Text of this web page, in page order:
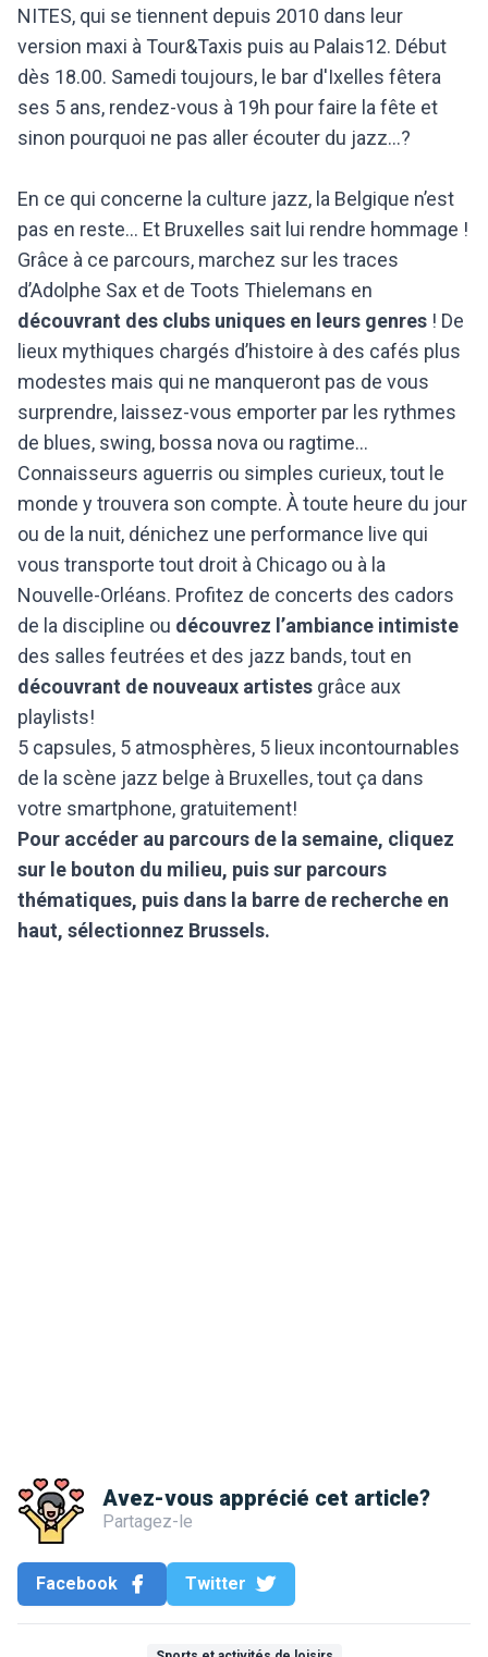
NITES, qui se tiennent depuis 2010 dans leur
version maxi à Tour&Taxis puis au Palais12. Début
dès 18.00. Samedi toujours, le bar d'Ixelles fêtera
ses 5 ans, rendez-vous à 19h pour faire la fête et
sinon pourquoi ne pas aller écouter du jazz...?
En ce qui concerne la culture jazz, la Belgique n’est
pas en reste… Et Bruxelles sait lui rendre hommage !
Grâce à ce parcours, marchez sur les traces
d’Adolphe Sax et de Toots Thielemans en
découvrant des clubs uniques en leurs genres ! De
lieux mythiques chargés d’histoire à des cafés plus
modestes mais qui ne manqueront pas de vous
surprendre, laissez-vous emporter par les rythmes
de blues, swing, bossa nova ou ragtime…
Connaisseurs aguerris ou simples curieux, tout le
monde y trouvera son compte. À toute heure du jour
ou de la nuit, dénichez une performance live qui
vous transporte tout droit à Chicago ou à la
Nouvelle-Orléans. Profitez de concerts des cadors
de la discipline ou découvrez l’ambiance intimiste
des salles feutrées et des jazz bands, tout en
découvrant de nouveaux artistes grâce aux
playlists!
5 capsules, 5 atmosphères, 5 lieux incontournables
de la scène jazz belge à Bruxelles, tout ça dans
votre smartphone, gratuitement!
Pour accéder au parcours de la semaine, cliquez
sur le bouton du milieu, puis sur parcours
thématiques, puis dans la barre de recherche en
haut, sélectionnez Brussels.
Avez-vous apprécié cet article?
Partagez-le
Facebook Twitter